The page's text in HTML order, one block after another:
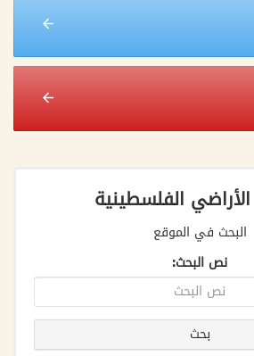
الفلسطينية
البحث في الموقع
نص البحث: